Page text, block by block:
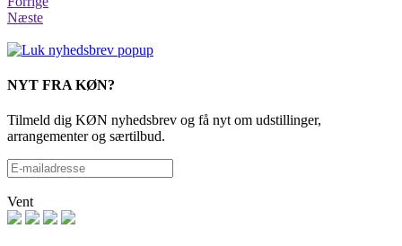
Næste
NYT FRA KØN?
Tilmeld dig KØN nyhedsbrev og få nyt om udstillinger,
arrangementer og særtilbud.
Vent